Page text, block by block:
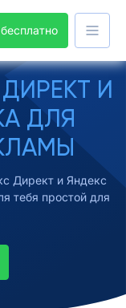
И
ДЛЯ
Директ и Яндекс
тебя простой для